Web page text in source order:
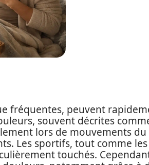
fréquentes, peuvent
souvent décrites
lors de mouvements
Les sportifs, tout comme
touchés.